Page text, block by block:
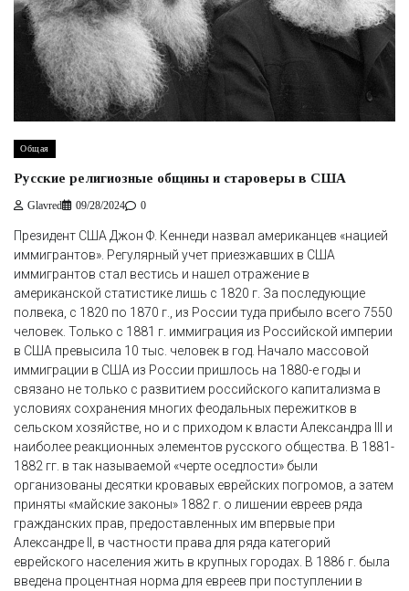
Общая
Русские религиозные общины и староверы в США
Glavred 09/28/2024 0
Президент США Джон Ф. Кеннеди назвал американцев «нацией
иммигрантов». Регулярный учет приезжавших в США
иммигрантов стал вестись и нашел отражение в
американской статистике лишь с 1820 г. За последующие
полвека, с 1820 по 1870 г., из России туда прибыло всего 7550
человек. Только с 1881 г. иммиграция из Российской империи
в США превысила 10 тыс. человек в год. Начало массовой
иммиграции в США из России пришлось на 1880-е годы и
связано не только с развитием российского капитализма в
условиях сохранения многих феодальных пережитков в
сельском хозяйстве, но и с приходом к власти Александра III и
наиболее реакционных элементов русского общества. В 1881-
1882 гг. в так называемой «черте оседлости» были
организованы десятки кровавых еврейских погромов, а затем
приняты «майские законы» 1882 г. о лишении евреев ряда
гражданских прав, предоставленных им впервые при
Александре II, в частности права для ряда категорий
еврейского населения жить в крупных городах. В 1886 г. была
введена процентная норма для евреев при поступлении в